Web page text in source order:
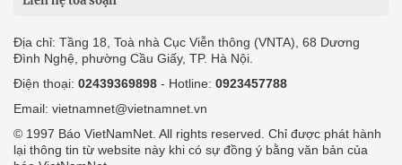
Địa chỉ: Tầng 18, Toà nhà Cục Viễn thông (VNTA), 68 Dương
Đình Nghệ, phường Cầu Giấy, TP. Hà Nội.
Điện thoại: 02439369898 - Hotline: 0923457788
Email: vietnamnet@vietnamnet.vn
© 1997 Báo VietNamNet. All rights reserved. Chỉ được phát hành
lại thông tin từ website này khi có sự đồng ý bằng văn bản của